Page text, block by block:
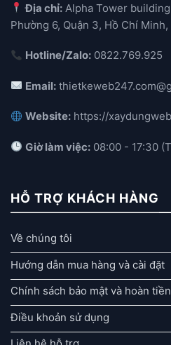
Địa chỉ: Alpha Tower
Phường 6, Quận 3, Hồ Chí Minh,
Hotline/Zalo: 0822.769.925
Email:
Website: https://
Giờ làm việc: 08:00 - 17:30
HỖ TRỢ KHÁCH HÀNG
Về chúng tôi
Hướng dẫn mua hàng và cài đặt
Chính sách bảo mật và hoàn tiền
Điều khoản sử dụng